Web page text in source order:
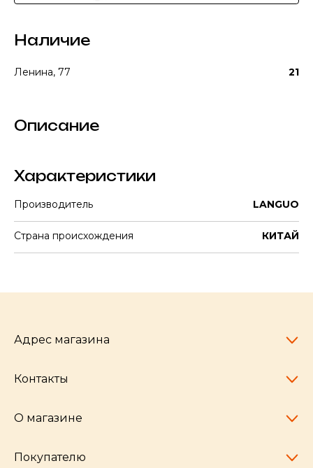
Наличие
Ленина, 77 21
Описание
Характеристики
Производитель LANGUO
Страна происхождения КИТАЙ
Адрес магазина
Челябинск,
Контакты
pocherkartshop@mail.ru
hello@pocherkartshop.ru
О магазине
Наши истории
Покупателю